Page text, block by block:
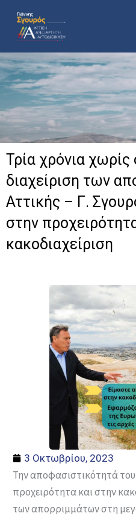
στο
περιεχόμενο
Τρία χρόνια χωρίς
διαχείριση των
Αττικής – Γ.
στην
κακοδιαχείριση
3 Οκτωβρίου, 2023
Την αποφασιστικότητά του
προχειρότητα και στην
των απορριμμάτων στη